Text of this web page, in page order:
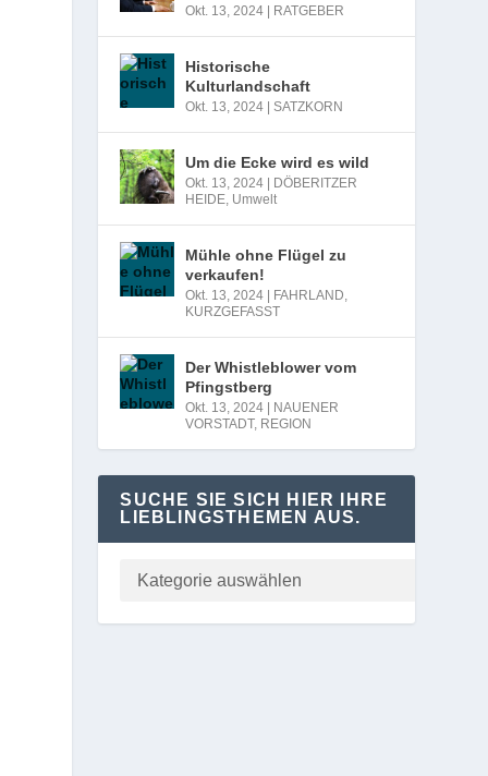
Okt. 13, 2024 RATGEBER
Historische
Kulturlandschaft
Okt. 13, 2024 |SATZKORN
Um die Ecke wird es wild
Okt. 13, 2024
DÖBERITZER
HEIDE, Umwelt
Mühle ohne Flügel zu
verkaufen!
Okt. 13, 2024 FAHRLAND,
KURZGEFASST
Der Whistleblower vom
Pfingstberg
Okt. 13, 2024
NAUENER
VORSTADT, REGION
SUCHE SIE SICH HIER IHRE
LIEBLINGSTHEMEN AUS.